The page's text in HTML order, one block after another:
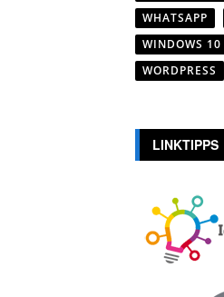
WHATSAPP
WINDOWS 10
WORDPRESS
LINKTIPPS